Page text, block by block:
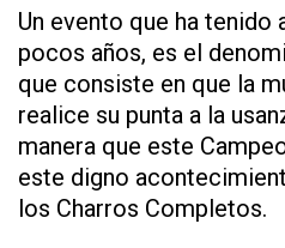
Un evento que ha tenido
pocos años, es el
que consiste en que la
realice su punta a la
manera que este
este digno
los Charros Completos.